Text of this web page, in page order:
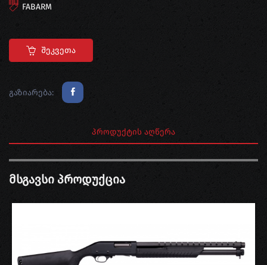
FABARM
Შეკვეთა
გაზიარება:
ᲞᲠᲝᲓᲣᲥᲢᲘᲡ ᲐᲦᲬᲔᲠᲐ
Მსგავსი Პროდუქცია